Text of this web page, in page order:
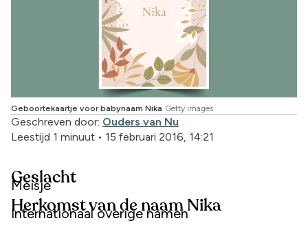
Geboortekaartje voor babynaam Nika Getty images
Geschreven door: Ouders van Nu
Leestijd 1 minuut • 15 februari 2016, 14:21
Geslacht
Meisje
Herkomst van de naam Nika
Internationaal overige namen